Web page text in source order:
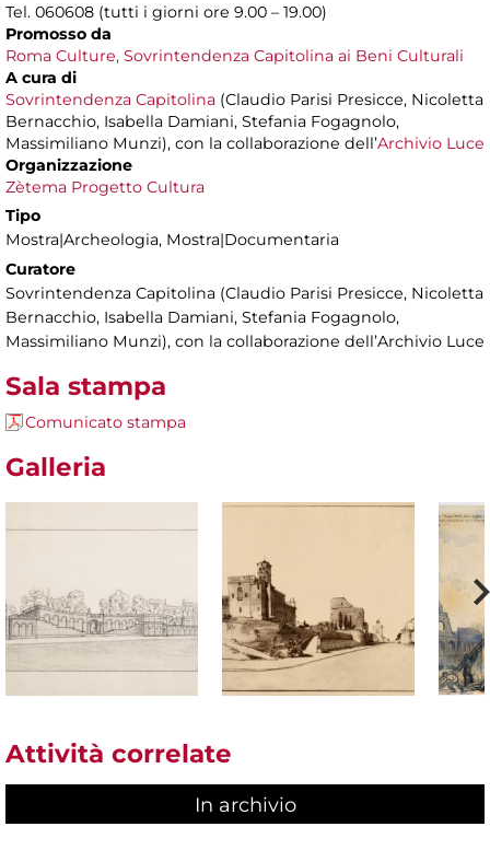
Tel. 060608 (tutti i giorni ore 9.00 – 19.00)
Promosso da
Roma Culture, Sovrintendenza Capitolina ai Beni Culturali
A cura di
Sovrintendenza Capitolina (Claudio Parisi Presicce, Nicoletta
Bernacchio, Isabella Damiani, Stefania Fogagnolo,
Massimiliano Munzi), con la collaborazione dell’Archivio Luce
Organizzazione
Zètema Progetto Cultura
Tipo
Mostra|Archeologia, Mostra|Documentaria
Curatore
Sovrintendenza Capitolina (Claudio Parisi Presicce, Nicoletta
Bernacchio, Isabella Damiani, Stefania Fogagnolo,
Massimiliano Munzi), con la collaborazione dell’Archivio Luce
Sala stampa
Comunicato stampa
Galleria
Attività correlate
In archivio